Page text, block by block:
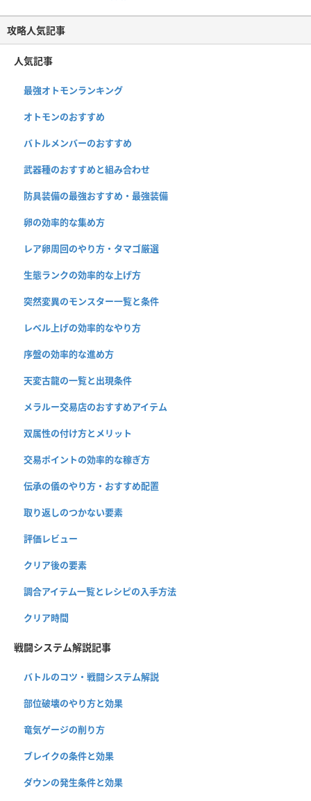
攻略人気記事
人気記事
最強オトモンランキング
オトモンのおすすめ
バトルメンバーのおすすめ
武器種のおすすめと組み合わせ
防具装備の最強おすすめ・最強装備
卵の効率的な集め方
レア卵周回のやり方・タマゴ厳選
生態ランクの効率的な上げ方
突然変異のモンスター一覧と条件
レベル上げの効率的なやり方
序盤の効率的な進め方
天変古龍の一覧と出現条件
メラルー交易店のおすすめアイテム
双属性の付け方とメリット
交易ポイントの効率的な稼ぎ方
伝承の儀のやり方・おすすめ配置
取り返しのつかない要素
評価レビュー
クリア後の要素
調合アイテム一覧とレシピの入手方法
クリア時間
戦闘システム解説記事
バトルのコツ・戦闘システム解説
部位破壊のやり方と効果
竜気ゲージの削り方
ブレイクの条件と効果
ダウンの発生条件と効果